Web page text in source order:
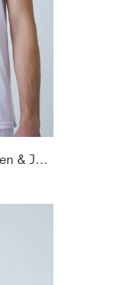
Tennis T-Shirt Rundhals Herren & Jungen, weiß